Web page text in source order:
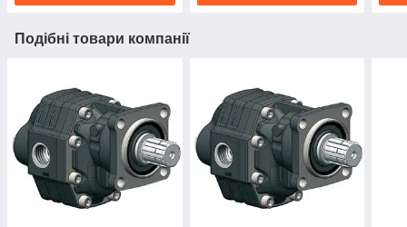
Подібні товари компанії